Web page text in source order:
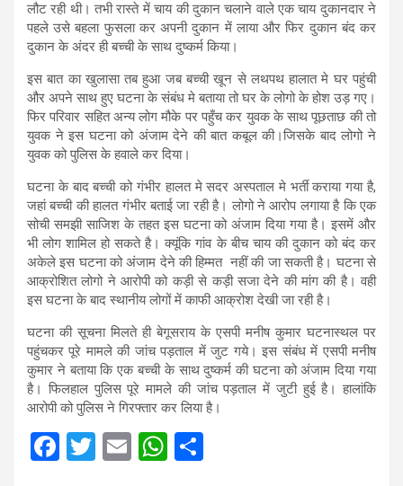
लौट रही थी। तभी रास्ते में चाय की दुकान चलाने वाले एक चाय दुकानदार ने
पहले उसे बहला फुसला कर अपनी दुकान में लाया और फिर दुकान बंद कर
दुकान के अंदर ही बच्ची के साथ दुष्कर्म किया।
इस बात का खुलासा तब हुआ जब बच्ची खून से लथपथ हालात मे घर पहुंची
और अपने साथ हुए घटना के संबंध मे बताया तो घर के लोगो के होश उड़ गए।
फिर परिवार सहित अन्य लोग मौके पर पहुँच कर युवक के साथ पूछताछ की तो
युवक ने इस घटना को अंजाम देने की बात कबूल की।जिसके बाद लोगो ने
युवक को पुलिस के हवाले कर दिया।
घटना के बाद बच्ची को गंभीर हालत मे सदर अस्पताल मे भर्ती कराया गया है,
जहां बच्ची की हालत गंभीर बताई जा रही है। लोगो ने आरोप लगाया है कि एक
सोची समझी साजिश के तहत इस घटना को अंजाम दिया गया है। इसमें और
भी लोग शामिल हो सकते है। क्यूंकि गांव के बीच चाय की दुकान को बंद कर
अकेले इस घटना को अंजाम देने की हिम्मत नहीं की जा सकती है। घटना से
आक्रोशित लोगो ने आरोपी को कड़ी से कड़ी सजा देने की मांग की है। वही
इस घटना के बाद स्थानीय लोगों में काफी आक्रोश देखी जा रही है।
घटना की सूचना मिलते ही बेगूसराय के एसपी मनीष कुमार घटनास्थल पर
पहुंचकर पूरे मामले की जांच पड़ताल में जुट गये। इस संबंध में एसपी मनीष
कुमार ने बताया कि एक बच्ची के साथ दुष्कर्म की घटना को अंजाम दिया गया
है। फिलहाल पुलिस पूरे मामले की जांच पड़ताल में जुटी हुई है। हालांकि
आरोपी को पुलिस ने गिरफ्तार कर लिया है।
F
T
E
W